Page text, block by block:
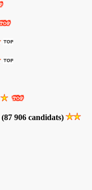
(87 906 candidats)